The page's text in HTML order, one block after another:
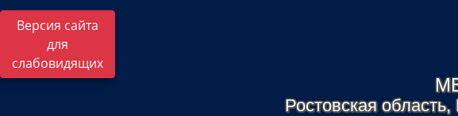
Версия сайта
для
слабовидящих
Ростовская